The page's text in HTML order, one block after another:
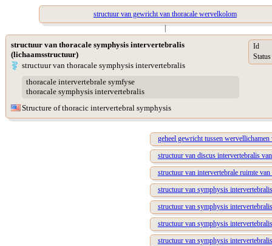
structuur van gewricht van thoracale wervelkolom
|
structuur van thoracale symphysis intervertebralis
(lichaamsstructuur)
structuur van thoracale symphysis intervertebralis
thoracale intervertebrale symfyse
thoracale symphysis intervertebralis
Structure of thoracic intervertebral symphysis
Id
Status
geheel gewricht tussen
structuur van discus intervertebralis
structuur van intervertebrale ruimte
structuur van symphysis
structuur van symphysis
structuur van symphysis
structuur van symphysis